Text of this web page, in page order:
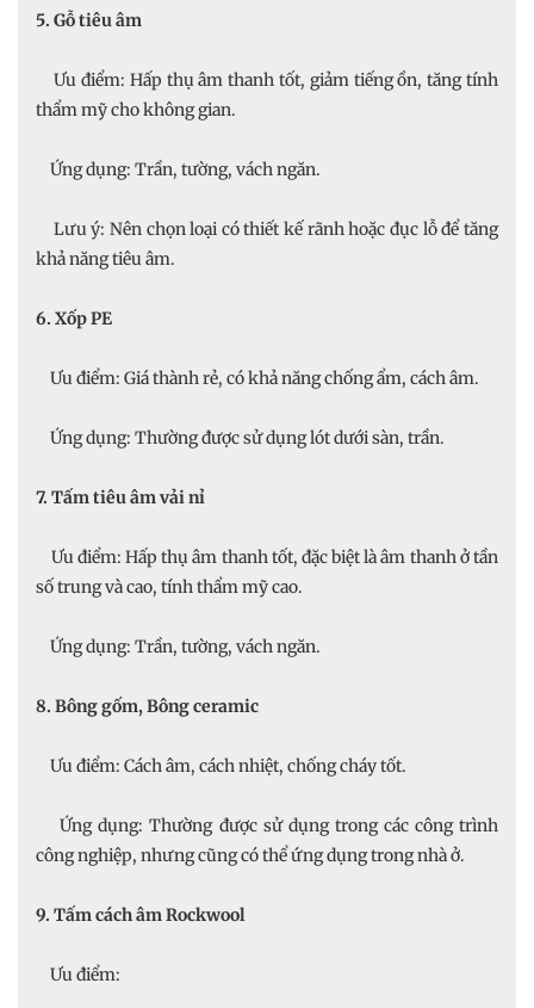
5. Gỗ tiêu âm
Ưu điểm: Hấp thụ âm thanh tốt, giảm tiếng ồn, tăng tính
thẩm mỹ cho không gian.
Ứng dụng: Trần, tường, vách ngăn.
Lưu ý: Nên chọn loại có thiết kế rãnh hoặc đục lỗ để tăng
khả năng tiêu âm.
6. Xốp PE
Ưu điểm: Giá thành rẻ, có khả năng chống ẩm, cách âm.
Ứng dụng: Thường được sử dụng lót dưới sàn, trần.
7. Tấm tiêu âm vải nỉ
Ưu điểm: Hấp thụ âm thanh tốt, đặc biệt là âm thanh ở tần
số trung và cao, tính thẩm mỹ cao.
Ứng dụng: Trần, tường, vách ngăn.
8. Bông gốm, Bông ceramic
Ưu điểm: Cách âm, cách nhiệt, chống cháy tốt.
Ứng dụng: Thường được sử dụng trong các công trình
công nghiệp, nhưng cũng có thể ứng dụng trong nhà ở.
9. Tấm cách âm Rockwool
Ưu điểm: